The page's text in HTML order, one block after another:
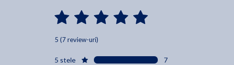
5 (7 review-uri)
5 stele
7